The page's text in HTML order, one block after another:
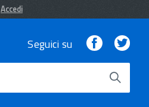
Accedi
Seguici su Facebook